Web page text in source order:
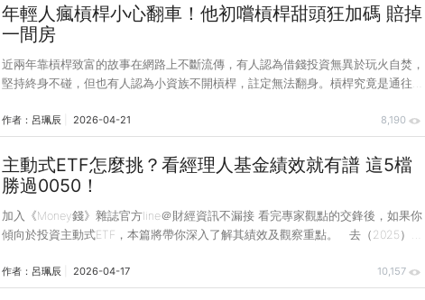
產。 近兩年靠槓桿致富的故事在網路上不斷流傳，有人認為借錢投資無異於玩火
自焚，堅持終身不碰，但也有人認為小資族不開槓桿，註定無法翻身。槓桿究竟是
財富加速器還是翻車絞肉機？讓我們從以下2個實際案
年輕人瘋槓桿小心翻車！他初嚐槓桿甜頭狂加碼 賠掉
一間房
近兩年靠槓桿致富的故事在網路上不斷流傳，有人認為借錢投資無異於玩火自焚，
堅持終身不碰，但也有人認為小資族不開槓桿，註定無法翻身。槓桿究竟是通往財
例1 低薪小資族實現翻身 30歲前累積8位數資產 現年不到30歲的Charlie，大學時
期便涉足ETF投資，但很快他就意識到現實與理想間的鴻溝：以一般薪資成長速
度，加上生活開銷壓力，若想每年出國2〜3次、30歲前在台北買房，60歲前提早
退休，顯然無法實現。 「我希望每年投報率可達60%、70%，甚至翻倍，但台股加
權指數一年了不起就漲30%、40%，單靠現
作者： 呂珮辰 2026-04-21 8,190
主動式ETF怎麼挑？看經理人基金績效就有譜 這5檔
勝過0050！
加入《Money錢》雜誌官方line＠財經資訊不漏接 看完專家觀點的交鋒後，如果你
傾向於投資主動式ETF，本篇將帶你深入了解其績效及觀察重點。 去（2025）年
聯、復華、台新、中信等也參戰，主動式ETF陷入鏖戰，僅半年就為國內ETF市場
增添逾千億元活水。 主動式ETF之所以能迅速吸引目光，與其上市時點不無關係。
作者： 呂珮辰 2026-04-17 10,157